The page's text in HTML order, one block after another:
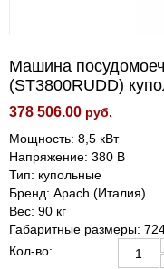
Машина
(ST3800RUDD)
378 506.00 руб.
Мощность: 8,5 кВт
Напряжение: 380 В
Тип: купольные
Бренд: Apach (Италия)
Вес: 90 кг
Габаритные размеры:
Кол-во: